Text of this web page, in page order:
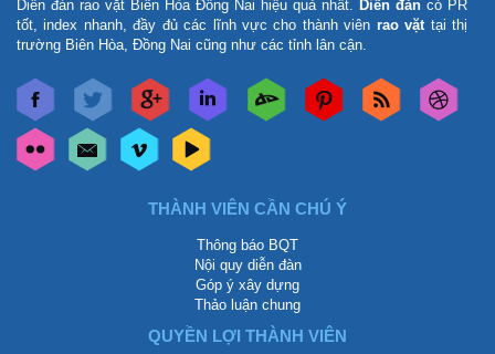
Diễn đàn rao vặt Biên Hòa Đồng Nai hiệu quả nhất. Diễn đàn có PR
tốt, index nhanh, đầy đủ các lĩnh vực cho thành viên rao vặttại thị
trường Biên Hòa, Đồng Nai cũng như các tỉnh lân cận.
THÀNH VIÊN CẦN CHÚ Ý
Thông báo BQT
Nội quy diễn đàn
Góp ý xây dựng
Thảo luận chung
QUYỀN LỢI THÀNH VIÊN